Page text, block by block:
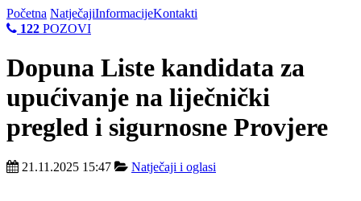
Početna NatječajiInformacijeKontakti
122 POZOVI
Dopuna Liste kandidata za
upućivanje na liječnički
pregled i sigurnosne Provjere
21.11.2025 15:47 Natječaji i oglasi